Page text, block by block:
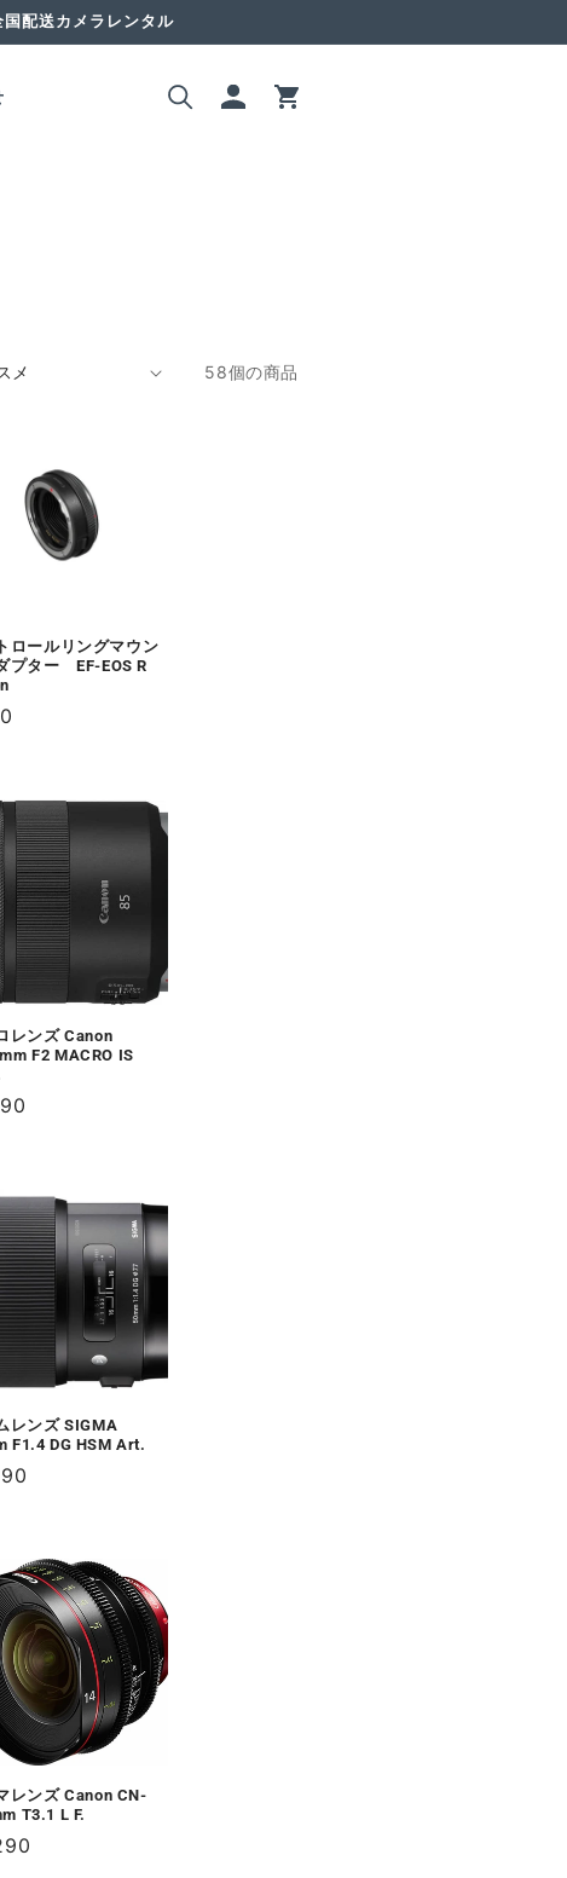
配送カメラレンタル
ロ
グ
イ
ー
58個の商品
ロールリングマウン
プター EF-EOS R
レンズ Canon
F2 MACRO IS
レンズ SIGMA
F1.4 DG HSM Art.
レンズ Canon CN-
T3.1 L F.